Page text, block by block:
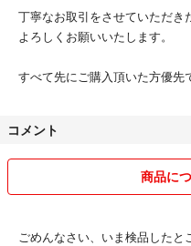
丁寧なお取引をさせていただき
よろしくお願いいたします。
すべて先にご購入頂いた方優先
コメント
商品に
ごめんなさい、いま検品したと